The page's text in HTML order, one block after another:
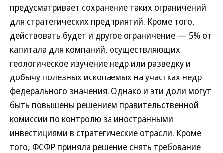
предусматривает сохранение таких ограничений
для стратегических предприятий. Кроме того,
действовать будет и другое ограничение — 5% от
капитала для компаний, осуществляющих
геологическое изучение недр или разведку и
добычу полезных ископаемых на участках недр
федерального значения. Однако и эти доли могут
быть повышены решением правительственной
комиссии по контролю за иностранными
инвестициями в стратегические отрасли. Кроме
того, ФСФР приняла решение снять требование